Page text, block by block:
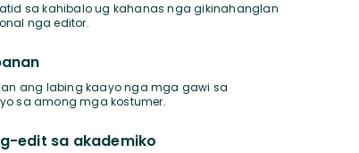
sa kahibalo ug kahanas nga gikinahanglan
nga editor.
ang labing kaayo nga mga gawi sa
sa among mga kostumer.
edit sa akademiko